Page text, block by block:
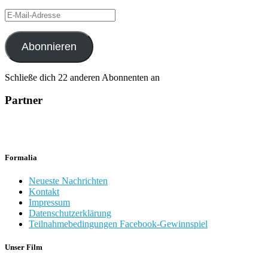
E-
Mail-
Adresse
Abonnieren
Schließe dich 22 anderen Abonnenten an
Partner
Formalia
Neueste Nachrichten
Kontakt
Impressum
Datenschutzerklärung
Teilnahmebedingungen Facebook-Gewinnspiel
Unser Film